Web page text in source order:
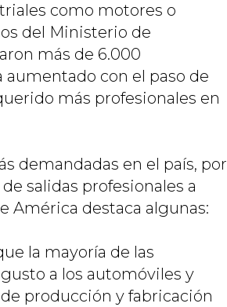
como motores o
del Ministerio de
más de 6.000
con el paso de
más profesionales en
demandadas en el país, por
salidas profesionales a
América destaca algunas:
la mayoría de las
a los automóviles y
producción y fabricación